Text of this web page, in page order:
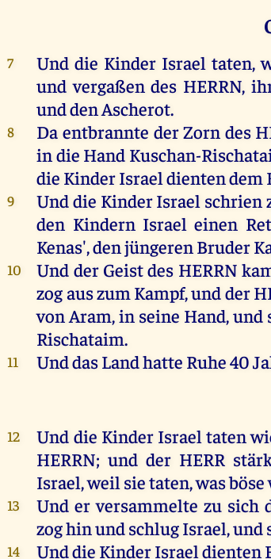
7 Und die Kinder Israel taten,
und vergaßen des HERRN,
undden Ascherot.
8 Da entbrannte derZorn des
in die Hand Kuschan-
die KinderIsrael dientendem
9 Und die KinderIsrael schrien
den Kindern Israel einen
Kenas',denjüngeren Bruder
10 Und der Geistdes HERRN
zogauszum Kampf,und der
von Aram,in seine Hand,und
Rischataim.
11 UnddasLandhatte Ruhe40
12 Und die Kinder Israel taten
HERRN;und der HERR
Israel,weil sietaten,wasböse
13 Und er versammelte zu sich
zoghinund schlugIsrael,und
14 Unddie KinderIsrael dienten